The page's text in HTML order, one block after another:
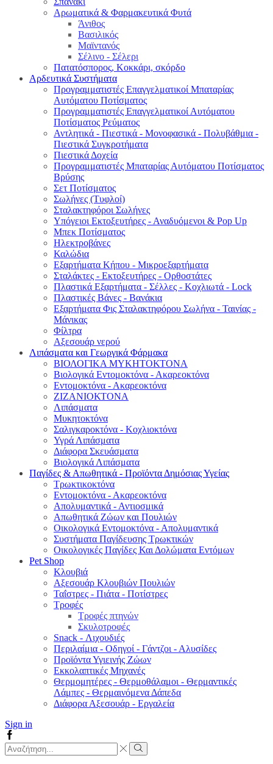
Αρωματικά & Φαρμακευτικά Φυτά
Άνιθος
Βασιλικός
Μαϊντανός
Σέλινο - Σέλερι
Πατατόσπορος, Κοκκάρι, σκόρδο
Αρδευτικά Συστήματα
Προγραμματιστές Επαγγελματικοί Μπαταρίας
Αυτόματου Ποτίσματος
Προγραμματιστές Επαγγελματικοί Αυτόματου
Ποτίσματος Ρεύματος
Αντλητικά - Πιεστικά - Μονοφασικά - Πολυβάθμια -
Πιεστικά Συγκροτήματα
Πιεστικά Δοχεία
Προγραμματιστές Μπαταρίας Αυτόματου Ποτίσματος
Βρύσης
Σετ Ποτίσματος
Σωλήνες (Τυφλοί)
Σταλακτηφόροι Σωλήνες
Υπόγειοι Εκτοξευτήρες - Αναδυόμενοι & Pop Up
Μπεκ Ποτίσματος
Ηλεκτροβάνες
Καλώδια
Εξαρτήματα Κήπου - Μικροεξαρτήματα
Σταλάκτες - Εκτοξευτήρες - Ορθοστάτες
Πλαστικά Εξαρτήματα - Σέλλες - Κοχλιωτά - Lock
Πλαστικές Βάνες - Βανάκια
Εξαρτήματα Φις Σταλακτηφόρου Σωλήνα - Ταινίας -
Μάνικας
Φίλτρα
Αξεσουάρ νερού
Λιπάσματα και Γεωργικά Φάρμακα
ΒΙΟΛΟΓΙΚΑ ΜΥΚΗΤΟΚΤΟΝΑ
Βιολογικά Εντομοκτόνα - Ακαρεοκτόνα
Εντομοκτόνα - Ακαρεοκτόνα
ΖΙΖΑΝΙΟΚΤΟΝΑ
Λιπάσματα
Μυκητοκτόνα
Σαλιγκαροκτόνα - Κοχλιοκτόνα
Υγρά Λιπάσματα
Διάφορα Σκευάσματα
Βιολογικά Λιπάσματα
Παγίδες & Απωθητικά - Προϊόντα Δημόσιας Υγείας
Τρωκτικοκτόνα
Εντομοκτόνα - Ακαρεοκτόνα
Απολυμαντικά - Αντιοσμικά
Απωθητικά Ζώων και Πουλιών
Οικολογικά Εντομοκτόνα - Απολυμαντικά
Συστήματα Παγίδευσης Τρωκτικών
Οικολογικές Παγίδες Και Δολώματα Εντόμων
Pet Shop
Κλουβιά
Αξεσουάρ Κλουβιών Πουλιών
Ταΐστρες - Πιάτα - Ποτίστρες
Τροφές
Τροφές πτηνών
Σκυλοτροφές
Snack - Λιχουδιές
Περιλαίμια - Οδηγοί - Γάντζοι - Αλυσίδες
Προϊόντα Υγιεινής Ζώων
Εκκολαπτικές Μηχανές
Θερμομητέρες - Θερμοθάλαμοι - Θερμαντικές
Λάμπες - Θερμαινόμενα Δάπεδα
Διάφορα Αξεσουάρ - Εργαλεία
Sign in
Facebook
Search
input
Search